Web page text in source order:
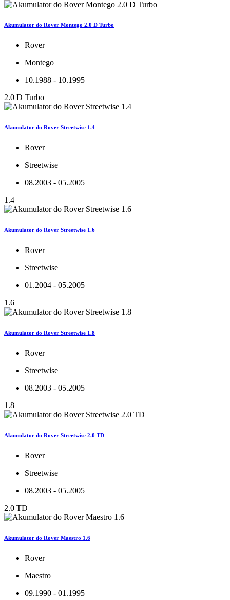
Akumulator do Rover Montego 2.0 D Turbo
Rover
Montego
10.1988 - 10.1995
2.0 D Turbo
Akumulator do Rover Streetwise 1.4
Rover
Streetwise
08.2003 - 05.2005
1.4
Akumulator do Rover Streetwise 1.6
Rover
Streetwise
01.2004 - 05.2005
1.6
Akumulator do Rover Streetwise 1.8
Rover
Streetwise
08.2003 - 05.2005
1.8
Akumulator do Rover Streetwise 2.0 TD
Rover
Streetwise
08.2003 - 05.2005
2.0 TD
Akumulator do Rover Maestro 1.6
Rover
Maestro
09.1990 - 01.1995